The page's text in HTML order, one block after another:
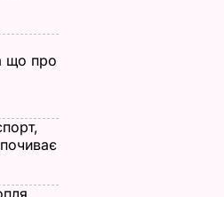
що про